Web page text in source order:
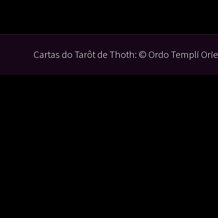
Cartas do Tarôt de Thoth: © Ordo Templi